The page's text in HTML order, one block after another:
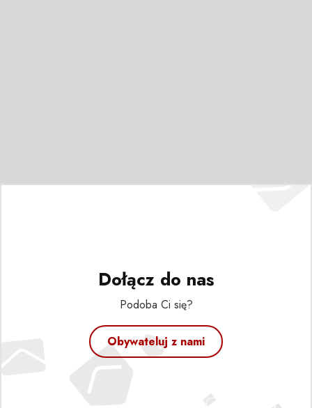
Dołącz do nas
Podoba Ci się?
Obywateluj z nami